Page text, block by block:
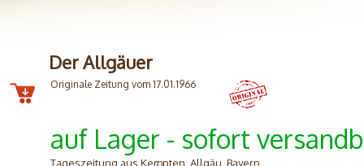
Der Allgäuer
Originale Zeitung vom 17.01.1966
auf Lager - sofort
Tageszeitung aus Kempten, Allgäu, Bayern